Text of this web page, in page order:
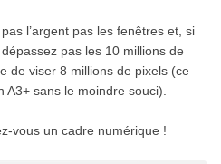
l’argent pas les fenêtres et, si
pas les 10 millions de
de viser 8 millions de pixels (ce
A3+ sans le moindre souci).
vous un cadre numérique !